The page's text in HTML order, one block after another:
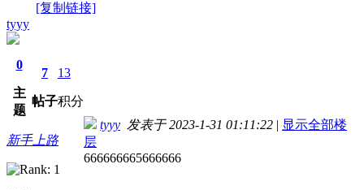
[复制链接]
tyyy
0
主
题
7
帖子
13
积分
新手上路
tyyy 发表于 2023-1-31 01:11:22 | 显示全部楼
层
666666665666666